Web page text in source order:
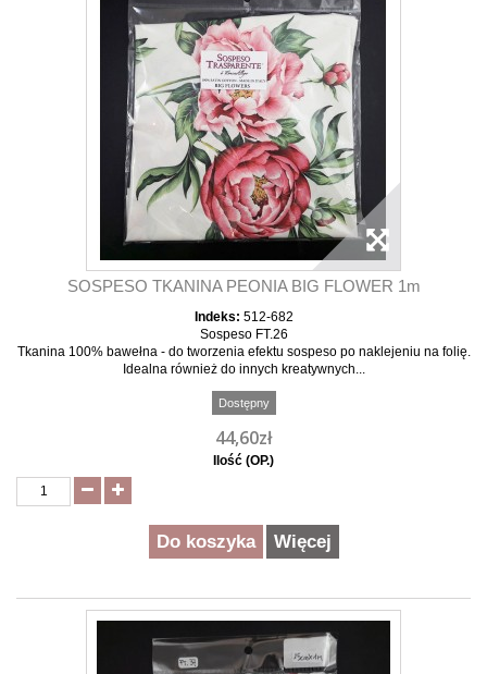
SOSPESO TKANINA PEONIA BIG FLOWER 1m
Indeks: 512-682
Sospeso FT.26
Tkanina 100% bawełna - do tworzenia efektu sospeso po naklejeniu na folię.
Idealna również do innych kreatywnych...
Dostępny
44,60zł
Ilość (OP.)
Do koszyka Więcej